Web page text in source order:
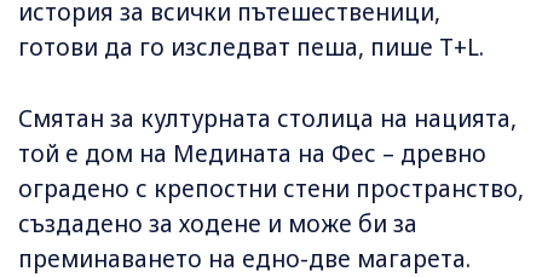
история за всички пътешественици,
готови да го изследват пеша, пише T+L.
Смятан за културната столица на нацията,
той е дом на Медината на Фес – древно
оградено с крепостни стени пространство,
създадено за ходене и може би за
преминаването на едно-две магарета.